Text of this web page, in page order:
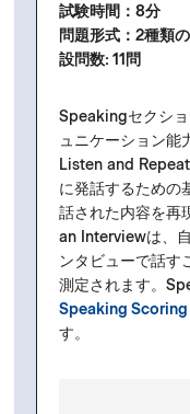
試験時間：8分
問題形式：2種類
設問数: 11問
Speakingセクシ
ュニケーション能
Listen and
に発話するための
話された内容を再
an Interviewは、
ンタビューで話す
測定されます。
Speaking
す。